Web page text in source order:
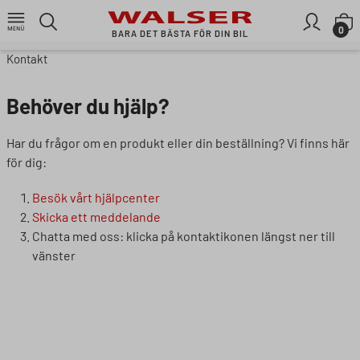
Gå till huvudinnehållet
BARA DET BÄSTA FÖR DIN BIL 0
Kontakt
Behöver du hjälp?
Har du frågor om en produkt eller din beställning? Vi finns här
för dig:
Besök vårt hjälpcenter
Skicka ett meddelande
Chatta med oss: klicka på kontaktikonen längst ner till
vänster